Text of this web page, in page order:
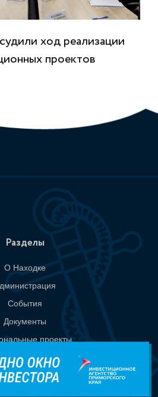
ход реализации
проектов
Разделы
О Находке
События
Документы
проекты
Приемная
Контакты